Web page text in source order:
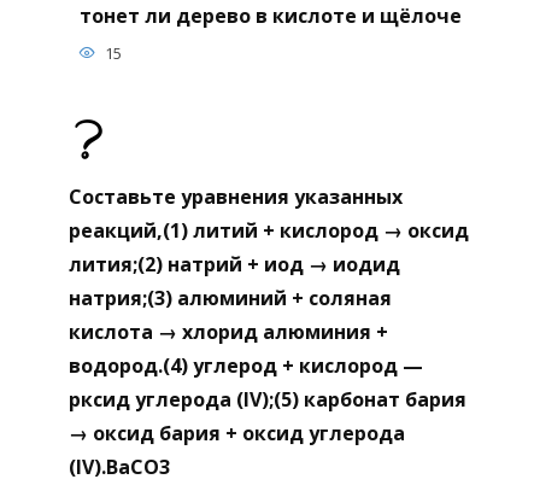
тонет ли дерево в кислоте и щёлоче
15
Составьте уравнения указанных
реакций,(1) литий + кислород → оксид
лития;(2) натрий + иод → иодид
натрия;(3) алюминий + соляная
кислота → хлорид алюминия +
водород.(4) углерод + кислород —
рксид углерода (IV);(5) карбонат бария
→ оксид бария + оксид углерода
(IV).BaCO3